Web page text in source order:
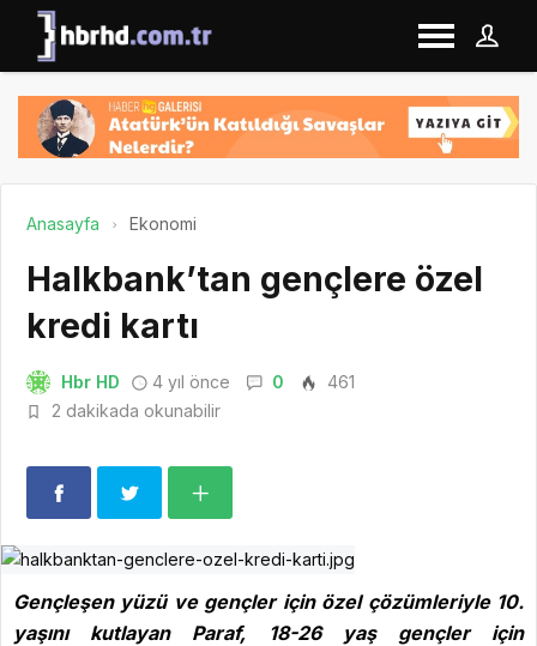
Anasayfa Ekonomi
Halkbank’tan gençlere özel
kredi kartı
Hbr HD 4 yıl önce 0
461
2 dakikada okunabilir
Gençleşen yüzü ve gençler için özel çözümleriyle 10.
yaşını kutlayan Paraf, 18-26 yaş gençler için